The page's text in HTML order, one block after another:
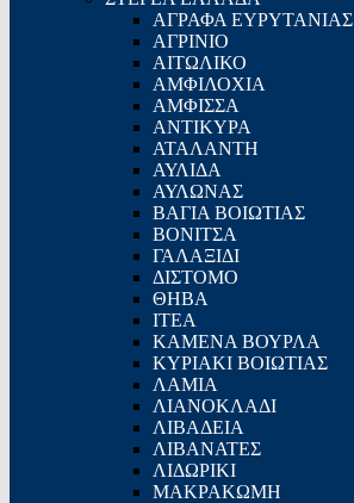
ΑΓΡΑΦΑ ΕΥΡΥΤΑΝΙΑΣ
ΑΓΡΙΝΙΟ
ΑΙΤΩΛΙΚΟ
ΑΜΦΙΛΟΧΙΑ
ΑΜΦΙΣΣΑ
ΑΝΤΙΚΥΡΑ
ΑΤΑΛΑΝΤΗ
ΑΥΛΙΔΑ
ΑΥΛΩΝΑΣ
ΒΑΓΙΑ ΒΟΙΩΤΙΑΣ
ΒΟΝΙΤΣΑ
ΓΑΛΑΞΙΔΙ
ΔΙΣΤΟΜΟ
ΘΗΒΑ
ΙΤΕΑ
ΚΑΜΕΝΑ ΒΟΥΡΛΑ
ΚΥΡΙΑΚΙ ΒΟΙΩΤΙΑΣ
ΛΑΜΙΑ
ΛΙΑΝΟΚΛΑΔΙ
ΛΙΒΑΔΕΙΑ
ΛΙΒΑΝΑΤΕΣ
ΛΙΔΩΡΙΚΙ
ΜΑΚΡΑΚΩΜΗ